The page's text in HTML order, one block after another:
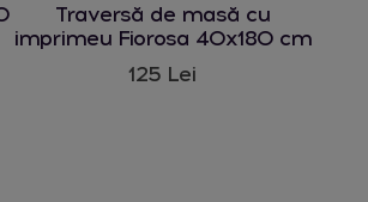
Traversă de masă cu
imprimeu Fiorosa 40x180 cm
125 Lei